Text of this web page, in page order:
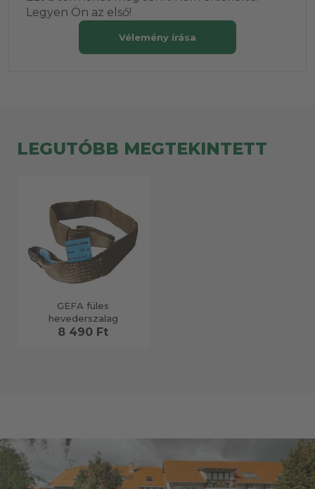
Legyen Ön az első!
Vélemény írása
LEGUTÓBB MEGTEKINTETT
GEFA füles
hevederszalag
8 490 Ft